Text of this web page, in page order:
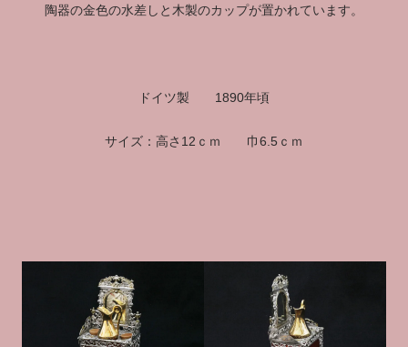
陶器の金色の水差しと木製のカップが置かれています。
ドイツ製 1890年頃
サイズ：高さ12ｃｍ 巾6.5ｃｍ